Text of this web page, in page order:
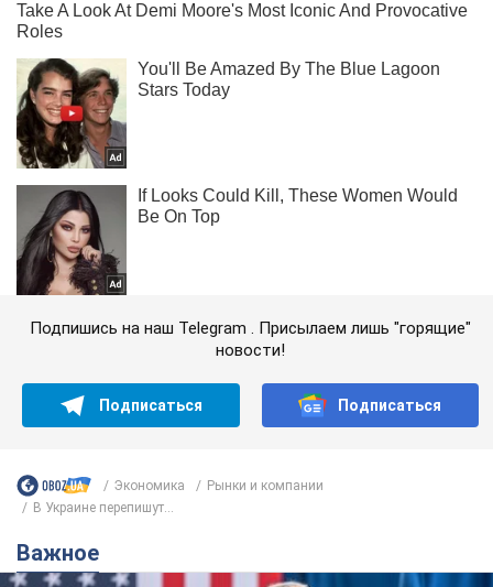
Подпишись на наш Telegram . Присылаем лишь "горящие"
новости!
Подписаться Подписаться
Экономика
Рынки и компании
В Украине перепишут...
Важное